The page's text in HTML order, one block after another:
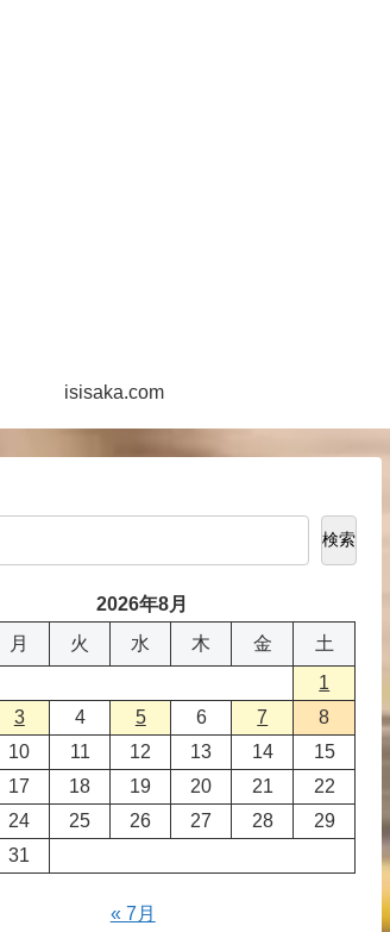
isisaka.com
検索
2026年8月
月 火 水 木 金
土
1
3 4 5 6 7
8
10 11 12 13 14
15
17 18 19 20 21
22
24 25 26 27 28
29
31
« 7月